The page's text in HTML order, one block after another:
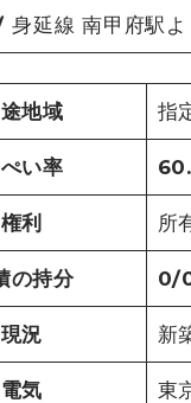
延線 南甲府駅
地域 指
い率
権利 所
の持分 0/
現況 新
電気 東